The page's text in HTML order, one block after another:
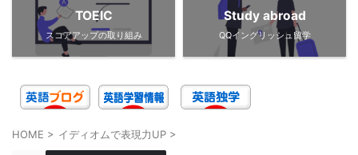
TOEIC
スコアアップの取り組み
Study abroad
QQイングリッシュ留学
HOME > イディオムで表現力UP >